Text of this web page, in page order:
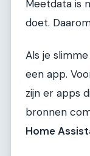
Meetdata is
doet.
Als je
een app.
zijn er apps
bronnen
Home